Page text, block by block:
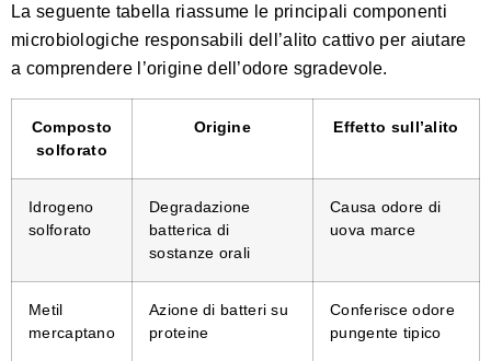
La seguente tabella riassume le principali componenti
microbiologiche responsabili dell’alito cattivo per aiutare
a comprendere l’origine dell’odore sgradevole.
Composto
solforato
Origine Effetto sull’alito
Idrogeno
solforato
Degradazione
batterica di
sostanze orali
Causa odore di
uova marce
Metil
mercaptano
Azione di batteri su
proteine
Conferisce odore
pungente tipico